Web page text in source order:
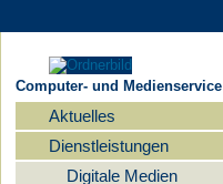
Computer- und Medienservice
Navigation
Aktuelles
Dienstleistungen
Digitale Medien